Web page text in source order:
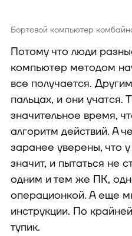
Бортовой компьютер
Потому что люди
компьютер методом
все получается.
пальцах, и они учатся.
значительное время,
алгоритм действий. А
заранее уверены, что
значит, и пытаться не
одним и тем же ПК,
операционкой. А еще
инструкции. По
тупик.